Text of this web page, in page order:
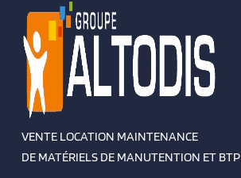
VENTE LOCATION MAINTENANCE
DE MATÉRIELS DE MANUTENTION ET BTP